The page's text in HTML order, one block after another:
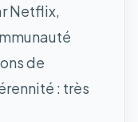
Netflix,
de
: très